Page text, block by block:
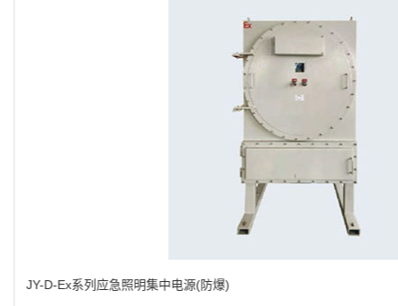
BZD153系列防爆免维护LED照明灯(IIC)